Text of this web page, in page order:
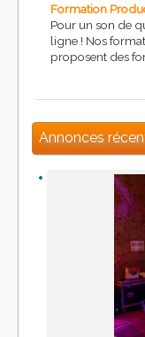
Formation
Pour un son de
ligne ! Nos
proposent des
Annonces